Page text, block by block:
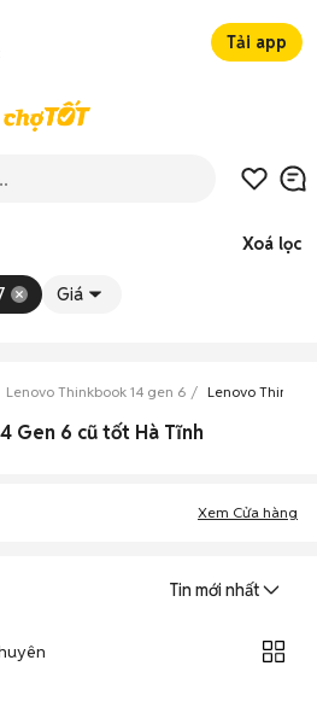
Tải app
Xoá lọc
Giá
Lenovo Thinkbook 14 gen 6 Lenovo
Gen 6 cũ tốt Hà Tĩnh
Xem Cửa hàng
Tin mới nhất